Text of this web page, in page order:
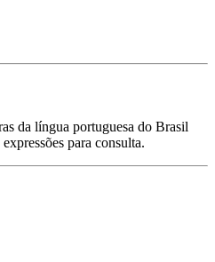
da língua portuguesa do Brasil
para consulta.